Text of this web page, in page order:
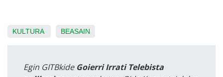
KULTURA BEASAIN
Egin GITBkide Goierri Irrati Telebista